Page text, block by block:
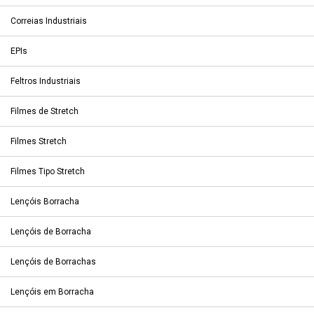
Correias Industriais
EPIs
Feltros Industriais
Filmes de Stretch
Filmes Stretch
Filmes Tipo Stretch
Lençóis Borracha
Lençóis de Borracha
Lençóis de Borrachas
Lençóis em Borracha